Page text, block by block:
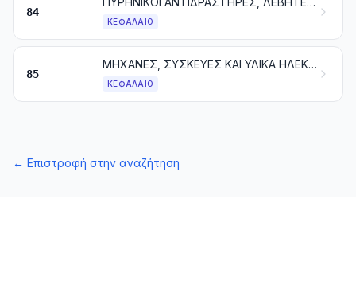
84
ΚΕΦΆΛΑΙΟ
85
ΜΗΧΑΝΕΣ, ΣΥΣΚΕΥΕΣ ΚΑΙ ΥΛΙΚΑ ΗΛΕΚΤΡΙΚΑ ΚΑΙ ΤΑ ΜΕΡΗ ΤΟΥΣ. ΣΥΣΚΕΥΕΣ ΕΓΓΡΑΦΗΣ Ή ΑΝΑΠΑΡΑΓΩΓΗΣ ΤΟΥ ΗΧΟΥ, ΣΥΣΚΕΥΕΣ ΕΓΓΡΑΦΗΣ Ή ΑΝΑΠΑΡΑΓΩΓΗΣ ΤΩΝ ΕΙΚΟΝΩΝ ΚΑΙ ΤΟΥ ΗΧΟΥ ΓΙΑ ΤΗΝ ΤΗΛΕΟΡΑΣΗ ΚΑΙ ΜΕΡΗ ΚΑΙ ΕΞΑΡΤΗΜΑΤΑ ΤΩΝ ΣΥΣΚΕΥΩΝ ΑΥΤΩΝ
ΚΕΦΆΛΑΙΟ
← Επιστροφή στην αναζήτηση